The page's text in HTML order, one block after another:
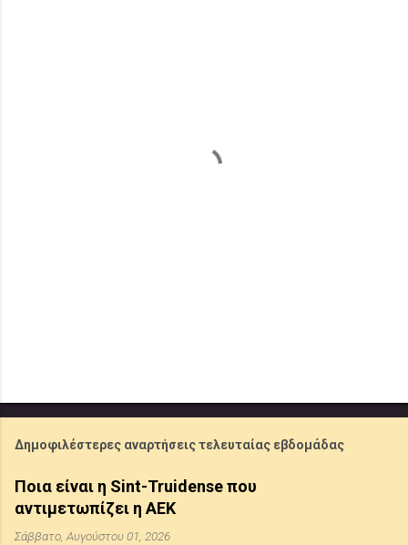
Δημοφιλέστερες αναρτήσεις τελευταίας εβδομάδας
Ποια είναι η Sint-Truidense που
αντιμετωπίζει η ΑΕΚ
Σάββατο, Αυγούστου 01, 2026